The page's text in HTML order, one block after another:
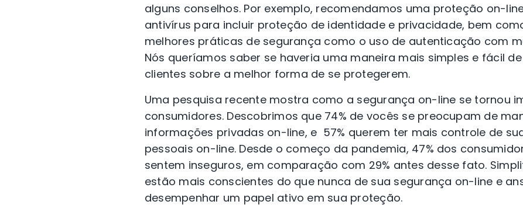
alguns conselhos. Por exemplo, recomendamos uma proteção on-
antivírus para incluir proteção de identidade e privacidade, bem
melhores práticas de segurança como o uso de autenticação com
Nós queríamos saber se haveria uma maneira mais simples e fácil
clientes sobre a melhor forma de se protegerem.
Uma pesquisa recente mostra como a segurança on-line se tornou
consumidores. Descobrimos que 74% de vocês se preocupam de
informações privadas on-line, e 57% querem ter mais controle de
pessoais on-line. Desde o começo da pandemia, 47% dos
sentem inseguros, em comparação com 29% antes desse fato.
estão mais conscientes do que nunca de sua segurança on-line e
desempenhar um papel ativo em sua proteção.